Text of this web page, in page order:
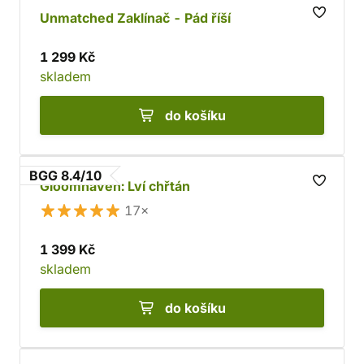
Unmatched Zaklínač - Pád říší
1 299 Kč
skladem
do košíku
BGG 8.4/10
Gloomhaven: Lví chřtán
17×
1 399 Kč
skladem
do košíku